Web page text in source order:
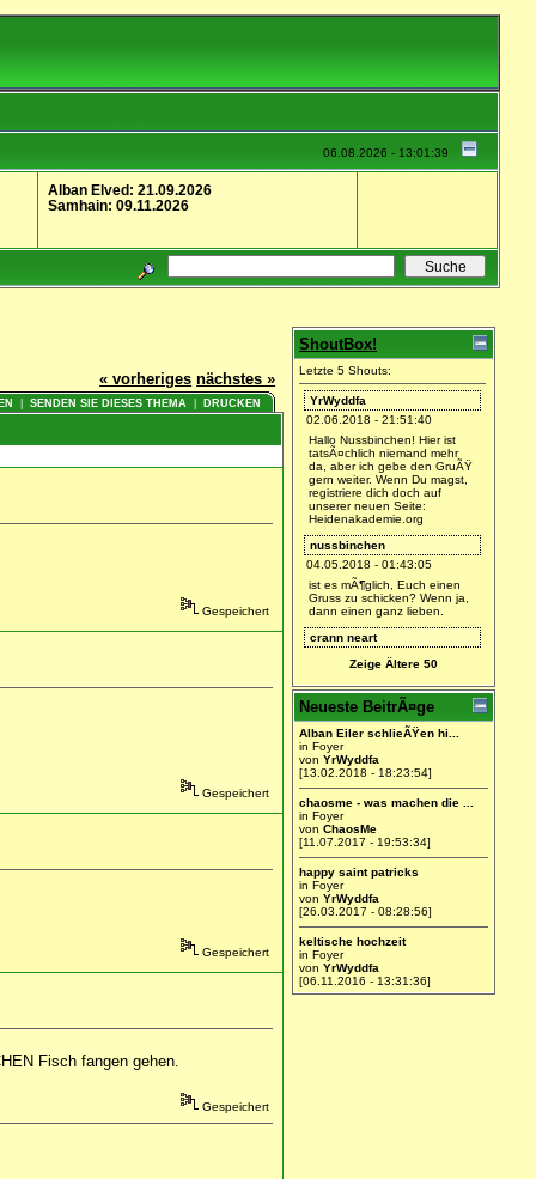
06.08.2026 - 13:01:39
Alban Elved: 21.09.2026
Samhain: 09.11.2026
« vorheriges nächstes »
|SENDEN SIE DIESES THEMA DRUCKEN
Gespeichert
Gespeichert
Gespeichert
Fisch fangen gehen.
Gespeichert
ShoutBox!
Letzte 5 Shouts:
YrWyddfa
02.06.2018 - 21:51:40
Hallo Nussbinchen! Hier ist
tatsÃ¤chlich niemand mehr
da, aber ich gebe den GruÃŸ
gern weiter. Wenn Du magst,
registriere dich doch auf
unserer neuen Seite:
Heidenakademie.org
nussbinchen
04.05.2018 - 01:43:05
ist es mÃ¶glich, Euch einen
Gruss zu schicken? Wenn ja,
dann einen ganz lieben.
crann neart
28.01.2018 - 21:22:41
Arianca
27.01.2018 - 18:47:09
Find ich gut =)
YrWyddfa
27.01.2018 - 11:26:04
Ich werde hier wieder Leben
einhauchen.
Zeige Ältere 50
Neueste BeitrÃ¤ge
Alban Eiler schlieÃŸen hi...
in Foyer
von YrWyddfa
[13.02.2018 - 18:23:54]
chaosme - was machen die ...
in Foyer
von ChaosMe
[11.07.2017 - 19:53:34]
happy saint patricks
in Foyer
von YrWyddfa
[26.03.2017 - 08:28:56]
keltische hochzeit
in Foyer
von YrWyddfa
[06.11.2016 - 13:31:36]